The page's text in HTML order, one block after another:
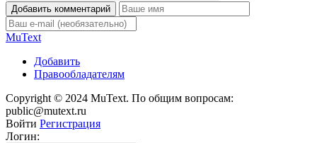
Добавить комментарий
MuText
Добавить
Правообладателям
Copyright © 2024 MuText. По общим вопросам:
public@mutext.ru
Войти Регистрация
Логин: